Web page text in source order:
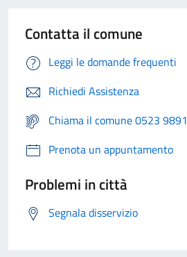
Contatta il comune
Leggi le domande frequenti
Richiedi Assistenza
Chiama il comune 0523 9891
Prenota un appuntamento
Problemi in città
Segnala disservizio